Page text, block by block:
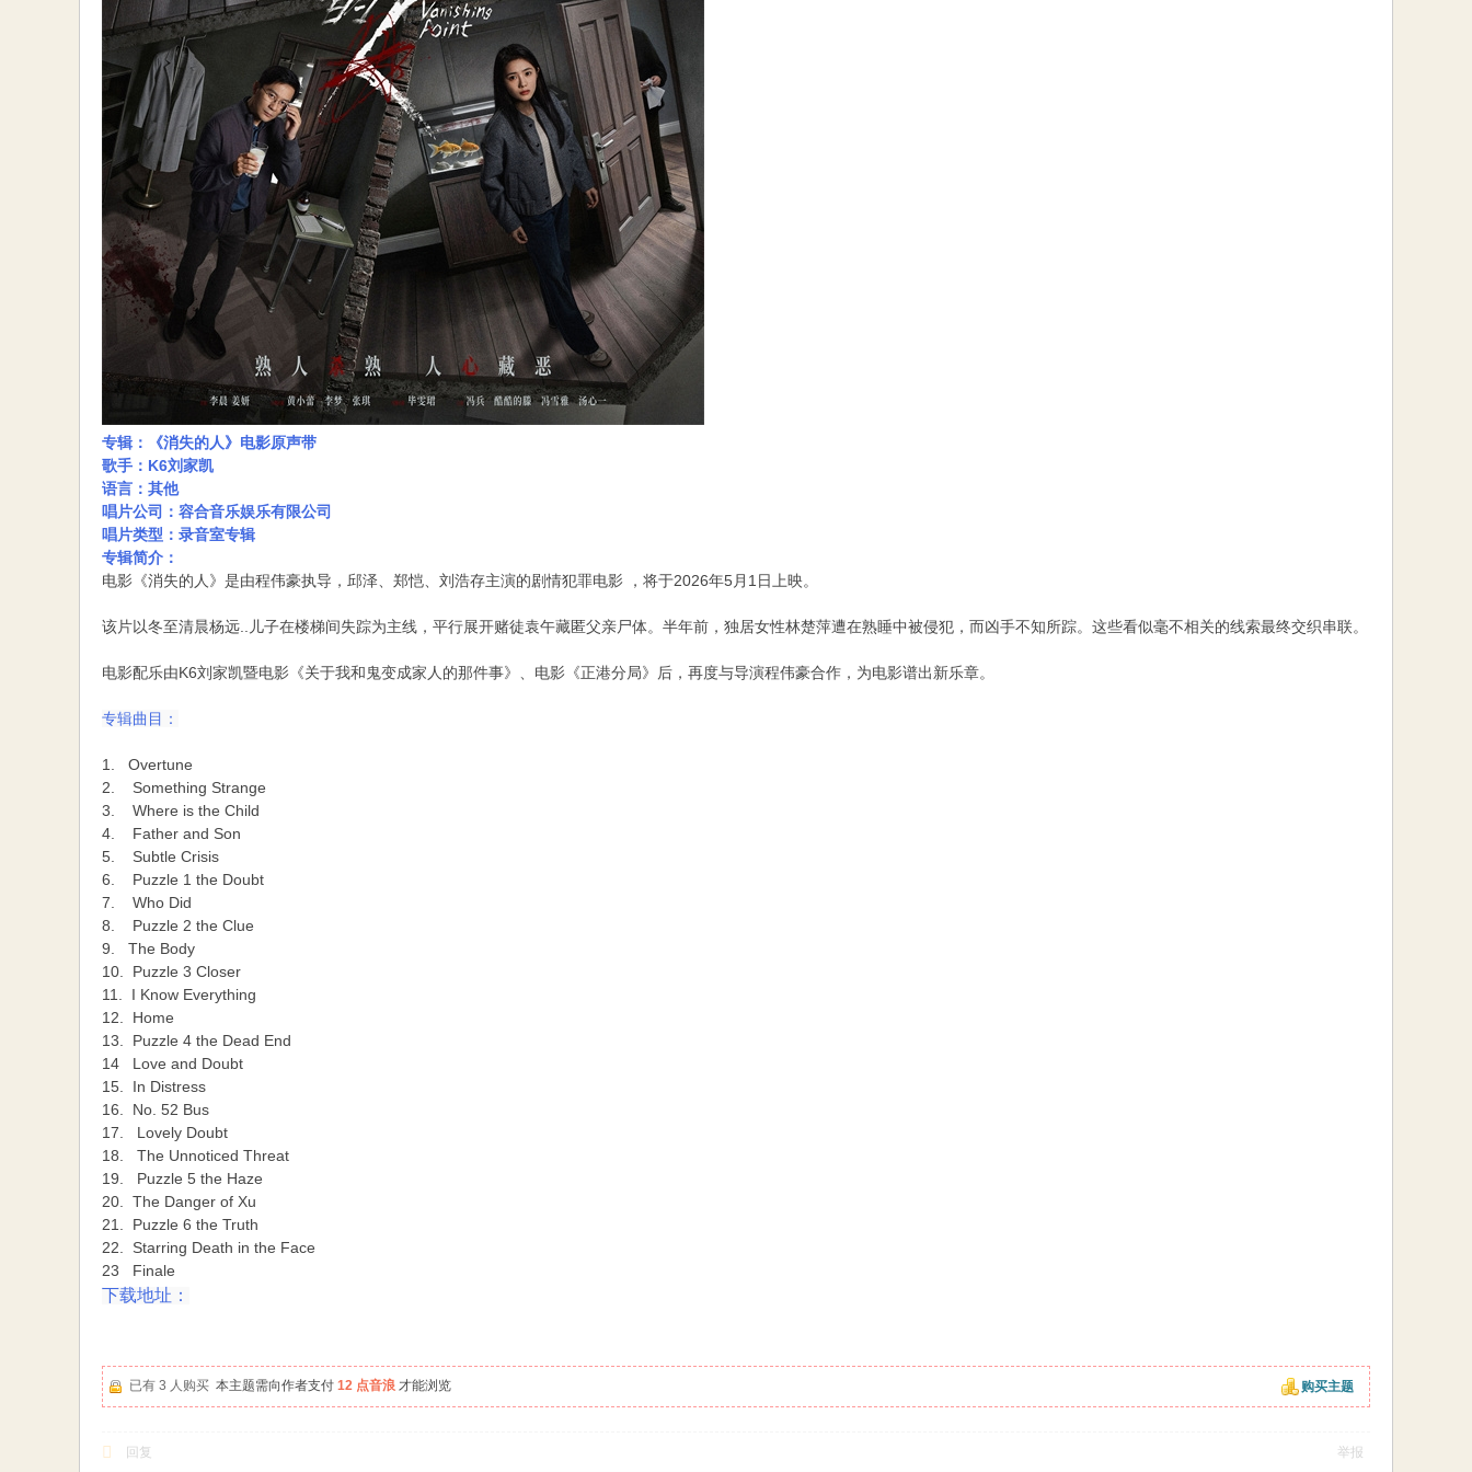
专辑：《消失的人》电影原声带
歌手：K6刘家凯
语言：其他
唱片公司：容合音乐娱乐有限公司
唱片类型：录音室专辑
专辑简介：
电影《消失的人》是由程伟豪执导，邱泽、郑恺、刘浩存主演的剧情犯罪电影 ，将于2026年5月1日上映。
该片以冬至清晨杨远..儿子在楼梯间失踪为主线，平行展开赌徒袁午藏匿父亲尸体。半年前，独居女性林楚萍遭在熟睡中被侵犯，而凶手不知所踪。这些看似毫不相关的线索最终交织串联。
电影配乐由K6刘家凯暨电影《关于我和鬼变成家人的那件事》、电影《正港分局》后，再度与导演程伟豪合作，为电影谱出新乐章。
专辑曲目：
1. Overtune
2. Something Strange
3. Where is the Child
4. Father and Son
5. Subtle Crisis
6. Puzzle 1 the Doubt
7. Who Did
8. Puzzle 2 the Clue
9. The Body
10. Puzzle 3 Closer
11. I Know Everything
12. Home
13. Puzzle 4 the Dead End
14 Love and Doubt
15. In Distress
16. No. 52 Bus
17. Lovely Doubt
18. The Unnoticed Threat
19. Puzzle 5 the Haze
20. The Danger of Xu
21. Puzzle 6 the Truth
22. Starring Death in the Face
23 Finale
下载地址：
购买主题
已有 3 人购买 本主题需向作者支付 12 点音浪 才能浏览
回复 举报